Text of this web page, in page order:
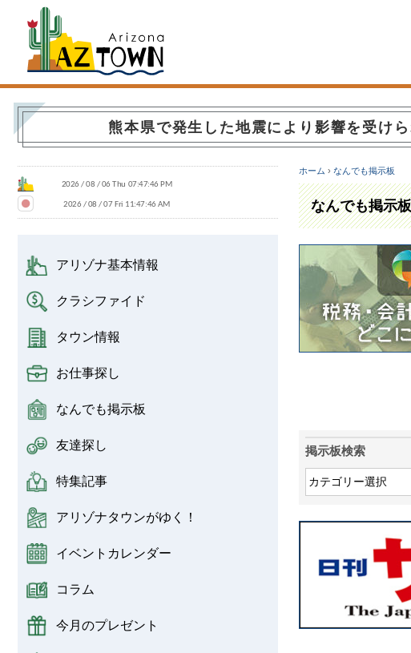
熊本県で発生した地震により影響を受け
アリゾナ基本情報
クラシファイド
タウン情報
お仕事探し
なんでも掲示板
友達探し
特集記事
アリゾナタウンがゆく！
イベントカレンダー
コラム
今月のプレゼント
ホーム › なんでも掲示板
なんでも掲示
掲示板検索